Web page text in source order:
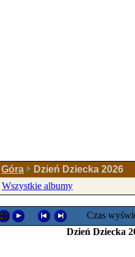
Góra
Dzień Dziecka 2026
Wszystkie albumy
Czas
Dzień Dziecka